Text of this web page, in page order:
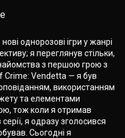
однорозові ігри у жанрі
я переглянув стільки,
з першою грою з
Crime: Vendetta — я був
використанням
та елементами
тож коли я отримав
я одразу зголосився
Сьогодні я